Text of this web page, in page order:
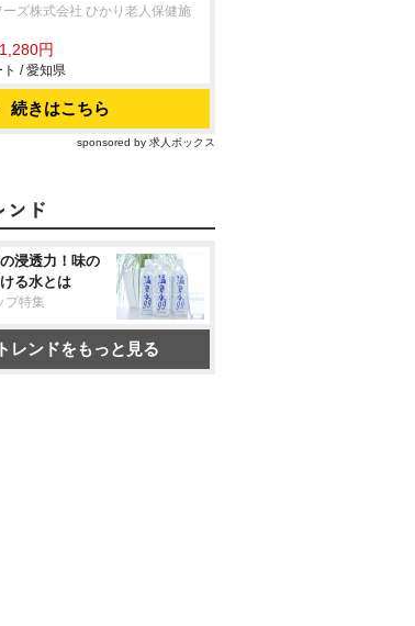
ズ株式会社 ひかり老人保健施
円
/ 愛知県
続きはこちら
sponsored by 求人ボックス
浸透力！味の
る水とは
プ特集
レンドをもっと見る